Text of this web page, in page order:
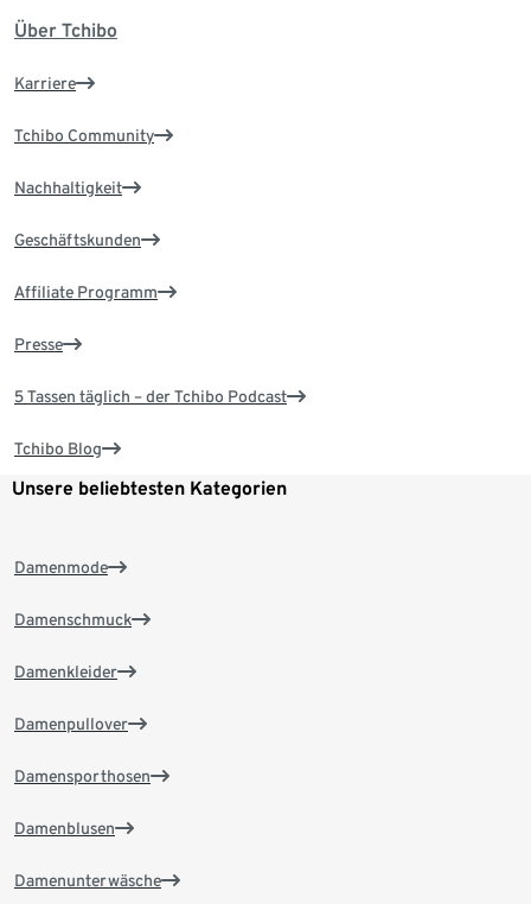
Über Tchibo
Karriere
Tchibo Community
Nachhaltigkeit
Geschäftskunden
Affiliate Programm
Presse
5 Tassen täglich – der Tchibo Podcast
Tchibo Blog
Unsere beliebtesten Kategorien
Damenmode
Damenschmuck
Damenkleider
Damenpullover
Damensporthosen
Damenblusen
Damenunterwäsche